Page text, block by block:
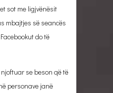
sot me ligjvënësit
mbajtjes së seancës
do të
se beson që të
personave janë